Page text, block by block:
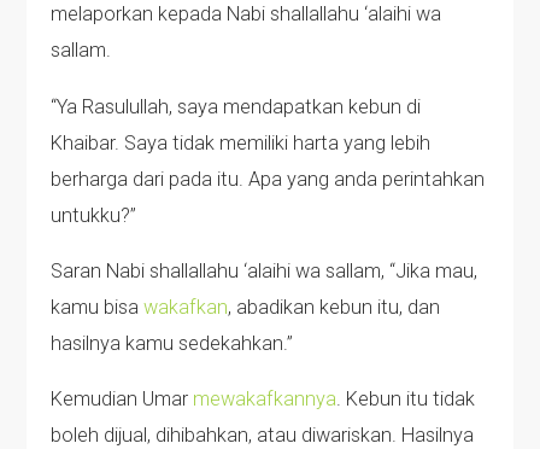
melaporkan kepada Nabi shallallahu ‘alaihi wa
sallam.
“Ya Rasulullah, saya mendapatkan kebun di
Khaibar. Saya tidak memiliki harta yang lebih
berharga dari pada itu. Apa yang anda perintahkan
untukku?”
Saran Nabi shallallahu ‘alaihi wa sallam, “Jika mau,
kamu bisawakafkan, abadikan kebun itu, dan
hasilnya kamu sedekahkan.”
Kemudian Umar mewakafkannya. Kebun itu tidak
boleh dijual, dihibahkan, atau diwariskan. Hasilnya